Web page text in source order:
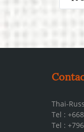
Thai-
Tel :
Tel :